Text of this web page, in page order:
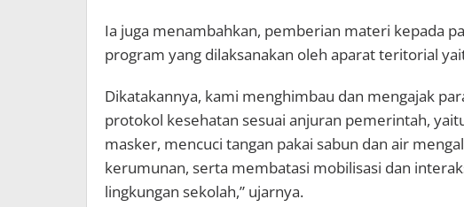
Ia juga menambahkan, pemberian materi kepada
program yang dilaksanakan oleh aparat teritorial
Dikatakannya, kami menghimbau dan mengajak
protokol kesehatan sesuai anjuran pemerintah,
masker, mencuci tangan pakai sabun dan air
kerumunan, serta membatasi mobilisasi dan
lingkungan sekolah,” ujarnya.